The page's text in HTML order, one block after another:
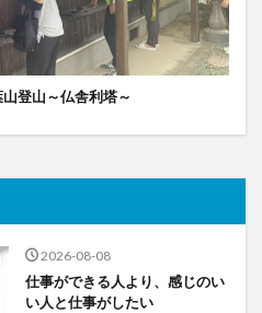
登山～仏舎利塔～
2026-08-08
仕事ができる人より、感じのい
い人と仕事がしたい